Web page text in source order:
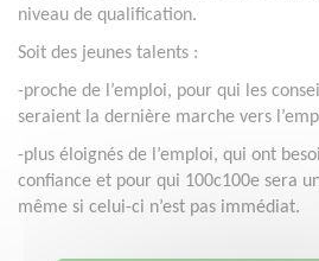
niveau de qualification.
Soit des jeunes talents :
-proche de l’emploi, pour qui les
seraient la dernière marche vers
-plus éloignés de l’emploi, qui ont
confiance et pour qui 100c100e sera
même si celui-ci n’est pas immédiat.